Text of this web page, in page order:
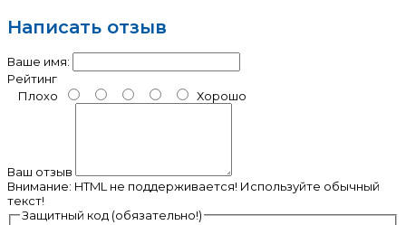
Написать отзыв
Ваше имя:
Рейтинг
Плохо
Хорошо
Ваш отзыв
Внимание: HTML не поддерживается! Используйте обычный
текст!
Защитный код (обязательно!)